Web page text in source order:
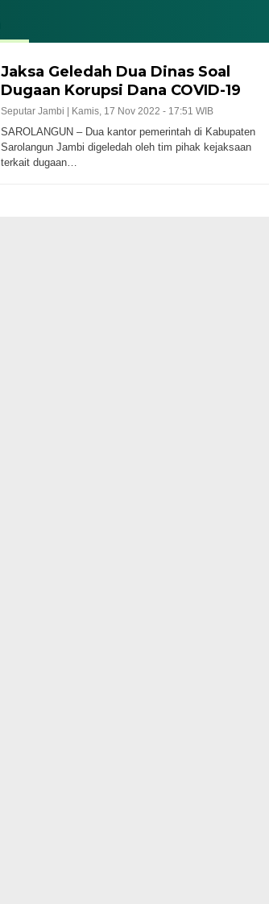
Jaksa Geledah Dua Dinas Soal
Dugaan Korupsi Dana COVID-19
Seputar Jambi | Kamis, 17 Nov 2022 - 17:51 WIB
SAROLANGUN – Dua kantor pemerintah di Kabupaten
Sarolangun Jambi digeledah oleh tim pihak kejaksaan
terkait dugaan…